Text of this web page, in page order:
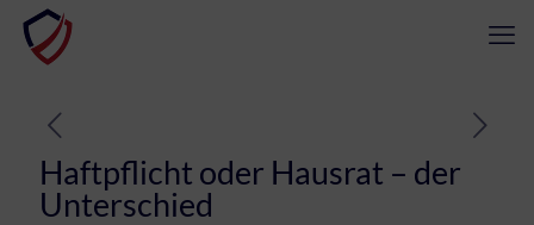
Haftpflicht oder Hausrat – der
Unterschied